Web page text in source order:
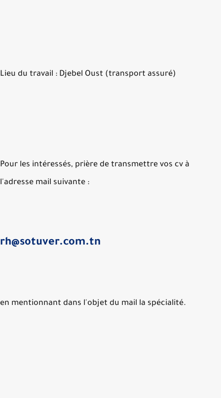
Lieu du travail :Djebel Oust (transport assuré)
Pour les intéressés, prière de transmettre vos cv à
l'adresse mail suivante :
rh@sotuver.com.tn
en mentionnant dans l'objet du mail la spécialité.